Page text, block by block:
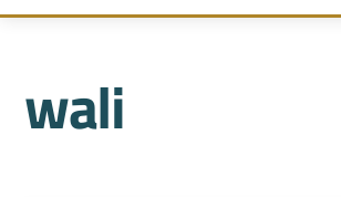
wali